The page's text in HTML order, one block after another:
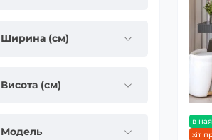
Ширина (см)
Висота (см)
Модель
в
хіт